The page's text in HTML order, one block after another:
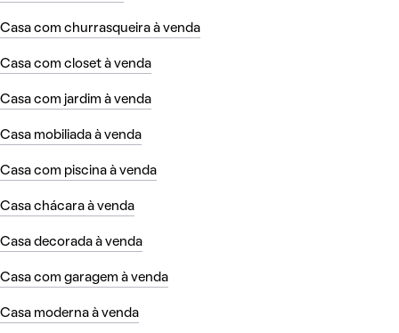
Casa com churrasqueira à venda
Casa com closet à venda
Casa com jardim à venda
Casa mobiliada à venda
Casa com piscina à venda
Casa chácara à venda
Casa decorada à venda
Casa com garagem à venda
Casa moderna à venda